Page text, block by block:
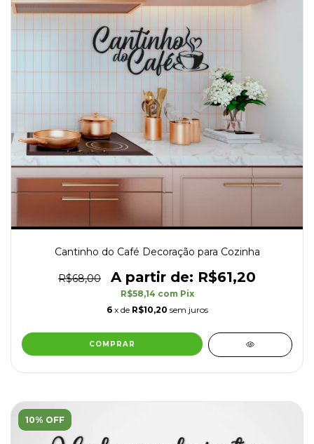
Cantinho do Café Decoração para Cozinha
R$68,00 R$61,20
R$58,14 com Pix
6 x de R$10,20 sem juros
COMPRAR
10% OFF